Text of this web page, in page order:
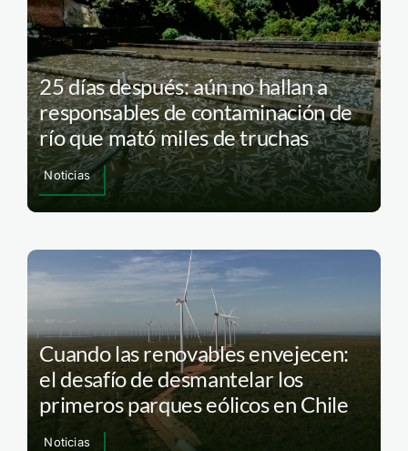
25 días después: aún no hallan a
responsables de contaminación de
río que mató miles de truchas
Noticias
Cuando las renovables envejecen:
el desafío de desmantelar los
primeros parques eólicos en Chile
Noticias